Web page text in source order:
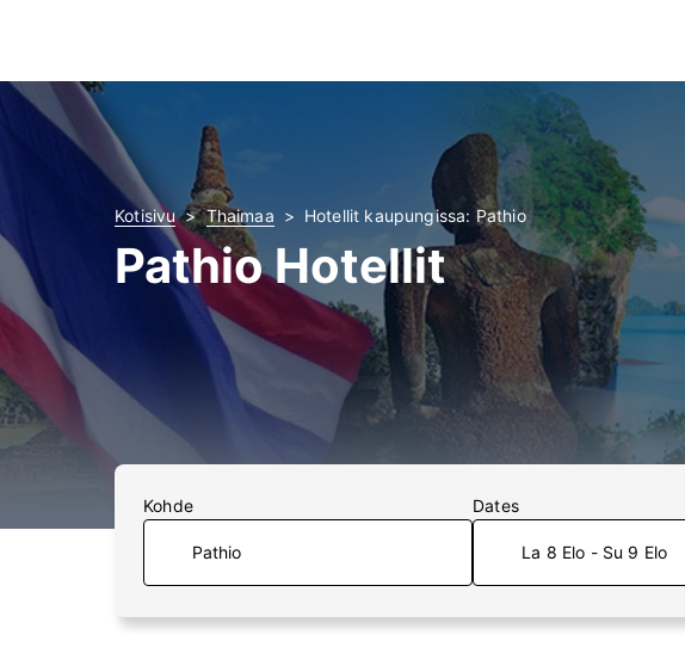
Kotisivu Thaimaa Hotellit kaupungissa: Pathio
Pathio Hotellit
Kohde Dates
La 8 Elo - Su 9 Elo